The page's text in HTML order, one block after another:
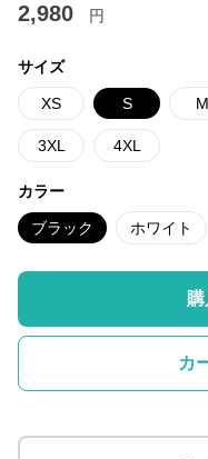
2,980 円
サイズ
XS S M
3XL 4XL
カラー
ブラック ホワイト
カ